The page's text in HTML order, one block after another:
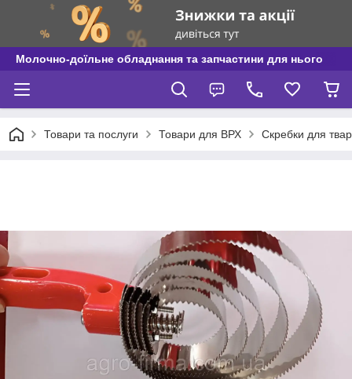
Молочно-доїльне обладнання та запчастини для нього
Товари та послуги Товари для ВРХ Скребки для